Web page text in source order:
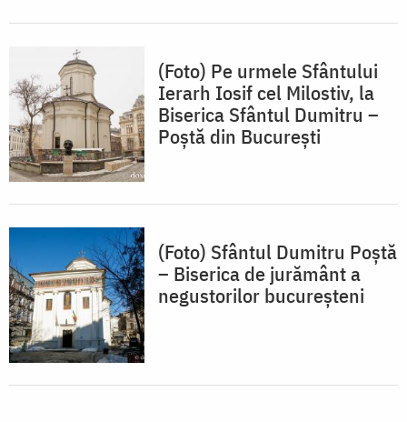
(Foto) Pe urmele Sfântului
Ierarh Iosif cel Milostiv, la
Biserica Sfântul Dumitru –
Poștă din București
(Foto) Sfântul Dumitru Poştă
– Biserica de jurământ a
negustorilor bucureşteni